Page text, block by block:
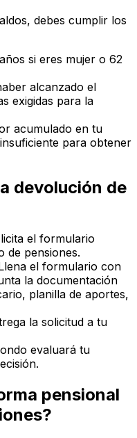
debes cumplir los
si eres mujer o 62
alcanzado el
exigidas para la
acumulado en tu
para obtener
devolución de
el formulario
de pensiones.
el formulario con
la documentación
planilla de aportes,
la solicitud a tu
evaluará tu
pensional